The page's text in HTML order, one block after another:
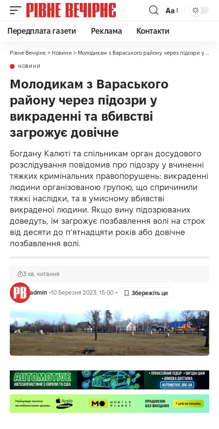
Аа
Передплата газети Реклама Контакти
Рівне Вечірнє > Новини > Молодикам з Вараського району через підозри у викраденні та вбивстві загрожує довічне
НОВИНИ
Молодикам з Вараського
району через підозри у
викраденні та вбивстві
загрожує довічне
Богдану Калюті та спільникам орган досудового
розслідування повідомив про підозру у вчиненні
тяжких кримінальних правопорушень: викраденні
людини організованою групою, що спричинили
тяжкі наслідки, та в умисному вбивстві
викраденої людини. Якщо вину підозрюваних
доведуть, їм загрожує позбавлення волі на строк
від десяти до п’ятнадцяти років або довічне
позбавлення волі.
admin 10 Березня 2023, 15:00
3 хв. читання